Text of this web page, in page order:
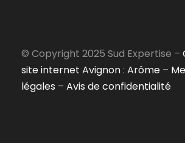
© Copyright 2025 Sud Expertise –
site internet Avignon : Arôme –
légales – Avis de confidentialité